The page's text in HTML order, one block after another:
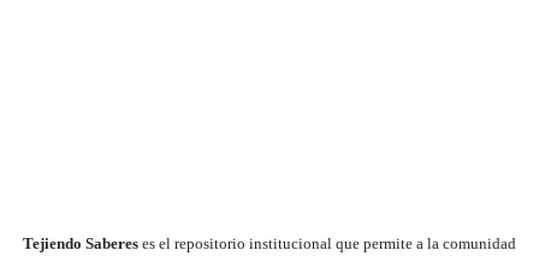
Tejiendo Saberes es el repositorio institucional que permite a la comunidad